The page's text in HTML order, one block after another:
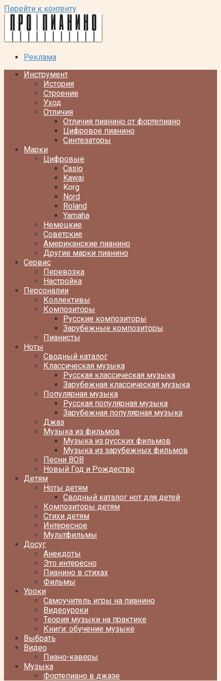
Перейти к контенту
Реклама
Инструмент
История
Строение
Уход
Отличия
Отличия пианино от фортепиано
Цифровое пианино
Синтезаторы
Марки
Цифровые
Casio
Kawai
Korg
Nord
Roland
Yamaha
Немецкие
Советские
Американские пианино
Другие марки пианино
Сервис
Перевозка
Настройка
Персоналии
Коллективы
Композиторы
Русские композиторы
Зарубежные композиторы
Пианисты
Ноты
Сводный каталог
Классическая музыка
Русская классическая музыка
Зарубежная классическая музыка
Популярная музыка
Русская популярная музыка
Зарубежная популярная музыка
Джаз
Музыка из фильмов
Музыка из русских фильмов
Музыка из зарубежных фильмов
Песни ВОВ
Новый Год и Рождество
Детям
Ноты детям
Сводный каталог нот для детей
Композиторы детям
Стихи детям
Интересное
Мультфильмы
Досуг
Анекдоты
Это интересно
Пианино в стихах
Фильмы
Уроки
Самоучитель игры на пианино
Видеоуроки
Теория музыки на практике
Книги: обучение музыке
Выбрать
Видео
Пиано-каверы
Музыка
Фортепиано в джазе